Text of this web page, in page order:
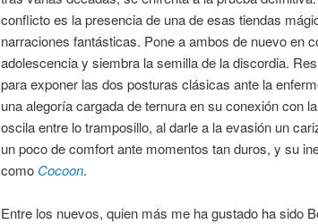
conflicto es la presencia de una de esas tiendas
narraciones fantásticas. Pone a ambos de nuevo en
adolescencia y siembra la semilla de la discordia.
para exponer las dos posturas clásicas ante la
una alegoría cargada de ternura en su conexión con
oscila entre lo tramposillo, al darle a la evasión un
un poco de comfort ante momentos tan duros, y su
como Cocoon.
Entre los nuevos, quien más me ha gustado ha sido